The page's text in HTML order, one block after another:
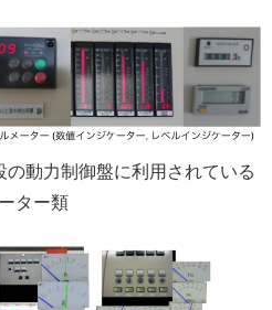
動力制御盤に利用されている
ター類